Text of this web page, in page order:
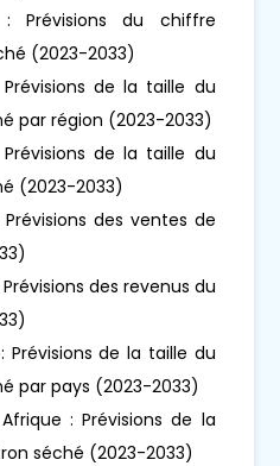
: Prévisions du chiffre
(2023-2033)
Prévisions de la taille du
par région (2023-2033)
de la taille du
(2023-2033)
Prévisions des ventes de
des revenus du
Prévisions de la taille du
par pays (2023-2033)
: Prévisions de la
séché (2023-2033)